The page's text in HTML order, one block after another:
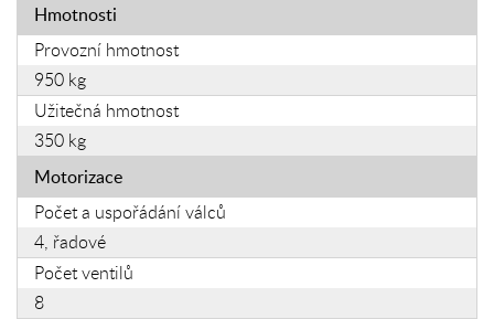
Hmotnosti
Provozní hmotnost
950 kg
Užitečná hmotnost
350 kg
Motorizace
Počet a uspořádání válců
4, řadové
Počet ventilů
8